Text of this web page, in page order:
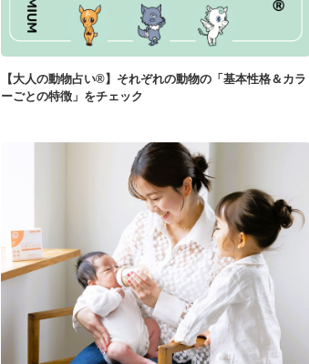
【大人の動物占い®】それぞれの動物の「基本性格＆カラ
ーごとの特徴」をチェック